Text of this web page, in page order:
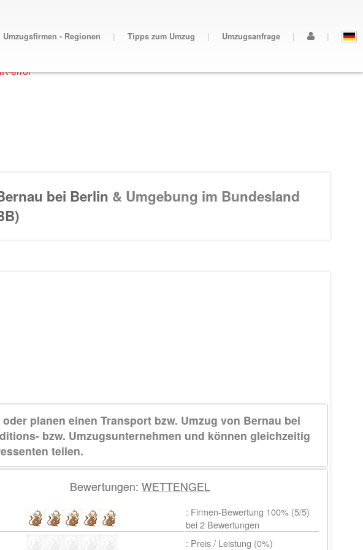
Umzugsfirmen - Regionen | Tipps zum Umzug | Umzugsanfrage | |
error
bei Berlin & Umgebung im Bundesland
planen einen Transport bzw. Umzug von Bernau bei
bzw. Umzugsunternehmen und können gleichzeitig
teilen.
Bewertungen:WETTENGEL
: Firmen-Bewertung 100% (5/5)
bei2 Bewertungen
: Preis / Leistung (0%)